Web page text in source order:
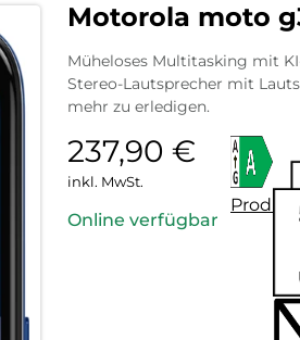
Motorola moto
Müheloses Multitasking mit
Stereo-Lautsprecher mit
mehr zu erledigen.
237,90 €
inkl. MwSt.
Online verfügbar